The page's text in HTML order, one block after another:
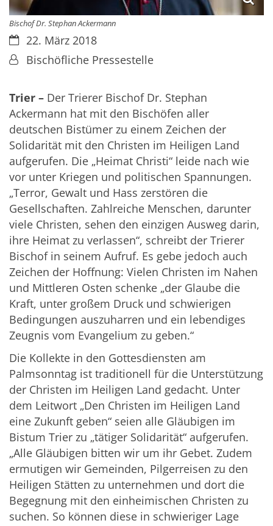
Bischof Dr. Stephan Ackermann
Datum:22. März 2018
Von:Bischöfliche Pressestelle
Trier – Der Trierer Bischof Dr. Stephan
Ackermann hat mit den Bischöfen aller
deutschen Bistümer zu einem Zeichen der
Solidarität mit den Christen im Heiligen Land
aufgerufen. Die „Heimat Christi“ leide nach wie
vor unter Kriegen und politischen Spannungen.
„Terror, Gewalt und Hass zerstören die
Gesellschaften. Zahlreiche Menschen, darunter
viele Christen, sehen den einzigen Ausweg darin,
ihre Heimat zu verlassen“, schreibt der Trierer
Bischof in seinem Aufruf. Es gebe jedoch auch
Zeichen der Hoffnung: Vielen Christen im Nahen
und Mittleren Osten schenke „der Glaube die
Kraft, unter großem Druck und schwierigen
Bedingungen auszuharren und ein lebendiges
Zeugnis vom Evangelium zu geben.“
Die Kollekte in den Gottesdiensten am
Palmsonntag ist traditionell für die Unterstützung
der Christen im Heiligen Land gedacht. Unter
dem Leitwort „Den Christen im Heiligen Land
eine Zukunft geben“ seien alle Gläubigen im
Bistum Trier zu „tätiger Solidarität“ aufgerufen.
„Alle Gläubigen bitten wir um ihr Gebet. Zudem
ermutigen wir Gemeinden, Pilgerreisen zu den
Heiligen Stätten zu unternehmen und dort die
Begegnung mit den einheimischen Christen zu
suchen. So können diese in schwieriger Lage